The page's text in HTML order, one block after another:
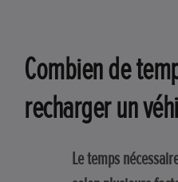
Combien de
recharger un
Le temps